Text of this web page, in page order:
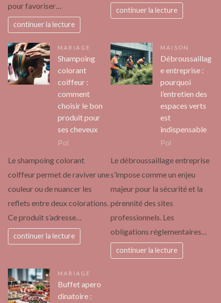
pour favoriser…
continuer la lecture
continuer la lecture
MARIAGE
Shampoing
colorant
coiffeur :
comment
choisir le bon
produit pour
ses cheveux
Pol
Le shampoing colorant
coiffeur permet de raviver une
couleur ou de nuancer les
reflets entre deux colorations.
Ce produit s’adresse…
continuer la lecture
MAISON
Débroussaillag
e entreprise :
pourquoi
l’entretien des
espaces verts
est
indispensable
Pol
Le débroussaillage entreprise
s’impose comme un enjeu
majeur pour la sécurité et la
pérennité des sites
professionnels. Les
obligations réglementaires…
continuer la lecture
MARIAGE
Buffet apero
dinatoire :